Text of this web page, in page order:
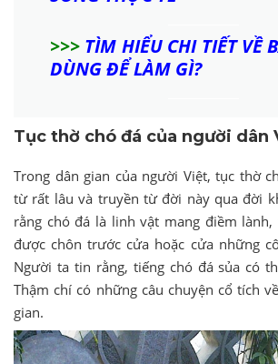
>>> TÌM HIỂU CHI TIẾT VỀ
DÙNG ĐỂ LÀM GÌ?
Tục thờ chó đá của người dân
Trong dân gian của người Việt, tục thờ
từ rất lâu và truyền từ đời này qua đời
rằng chó đá là linh vật mang điềm
được chôn trước cửa hoặc cửa những
Người ta tin rằng, tiếng chó đá sủa có
Thậm chí có những câu chuyện cổ tích
gian.